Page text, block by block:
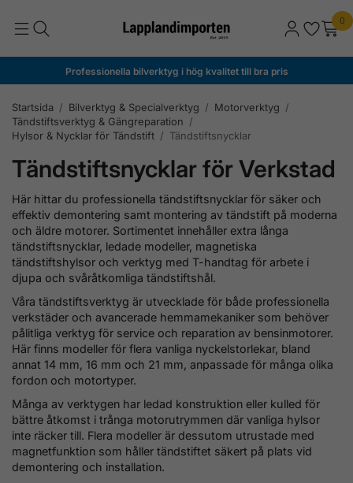
0
Professionella bilverktyg i hög kvalitet till bra pris
Startsida / Bilverktyg & Specialverktyg / Motorverktyg /
Tändstiftsverktyg & Gängreparation /
Hylsor & Nycklar för Tändstift / Tändstiftsnycklar
Tändstiftsnycklar för Verkstad
Här hittar du professionella tändstiftsnycklar för säker och
effektiv demontering samt montering av tändstift på moderna
och äldre motorer. Sortimentet innehåller extra långa
tändstiftsnycklar, ledade modeller, magnetiska
tändstiftshylsor och verktyg med T-handtag för arbete i
djupa och svåråtkomliga tändstiftshål.
Våra tändstiftsverktyg är utvecklade för både professionella
verkstäder och avancerade hemmamekaniker som behöver
pålitliga verktyg för service och reparation av bensinmotorer.
Här finns modeller för flera vanliga nyckelstorlekar, bland
annat 14 mm, 16 mm och 21 mm, anpassade för många olika
fordon och motortyper.
Många av verktygen har ledad konstruktion eller kulled för
bättre åtkomst i trånga motorutrymmen där vanliga hylsor
inte räcker till. Flera modeller är dessutom utrustade med
magnetfunktion som håller tändstiftet säkert på plats vid
demontering och installation.